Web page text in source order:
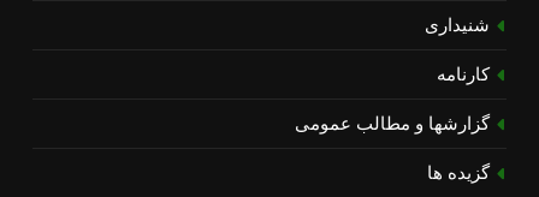
شنیداری
کارنامه
گزارشها و مطالب عمومی
گزیده ها